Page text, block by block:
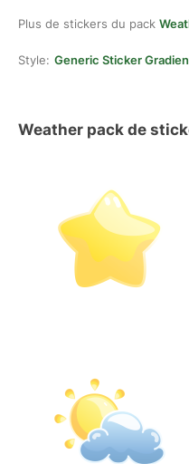
Plus de stickers du pack
Style: Generic Sticker
Weather pack de